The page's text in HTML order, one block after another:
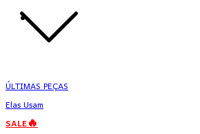
ÚLTIMAS PEÇAS
Elas Usam
SALE🔥